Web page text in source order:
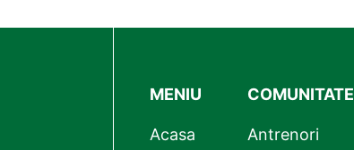
MENIU
Acasa
COMUNITATE
Antrenori